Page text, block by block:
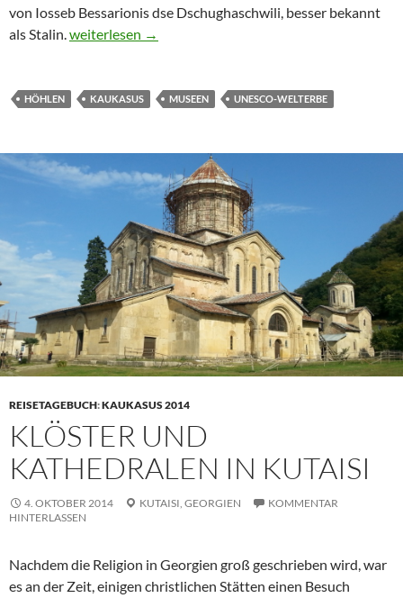
von Iosseb Bessarionis dse Dschughaschwili, besser bekannt
als Stalin. Stein und Stalin
weiterlesen →
HÖHLEN KAUKASUS MUSEEN UNESCO-WELTERBE
REISETAGEBUCH:KAUKASUS 2014
KLÖSTER UND
KATHEDRALEN IN KUTAISI
4. OKTOBER 2014 KUTAISI, GEORGIEN
KOMMENTAR
HINTERLASSEN
Nachdem die Religion in Georgien groß geschrieben wird, war
es an der Zeit, einigen christlichen Stätten einen Besuch